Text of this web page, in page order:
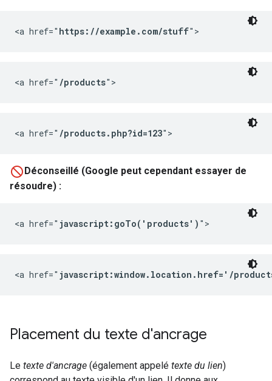
<a href=" https://example.com/stuff">
<a href=" /products">
<a href=" /products.php?id=123">
Déconseillé (Google peut cependant essayer de
résoudre) :
<a href=" javascript:goTo('products') ">
<a href=" javascript:window.location.href='/
Placement du texte d'ancrage
Le texte d'ancrage (également appelé texte du lien)